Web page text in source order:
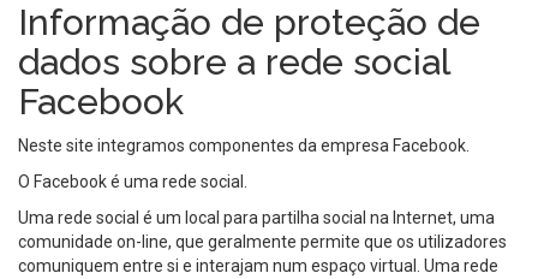
Informação de proteção de
dados sobre a rede social
Facebook
Neste site integramos componentes da empresa Facebook.
O Facebook é uma rede social.
Uma rede social é um local para partilha social na Internet, uma
comunidade on-line, que geralmente permite que os utilizadores
comuniquem entre si e interajam num espaço virtual. Uma rede